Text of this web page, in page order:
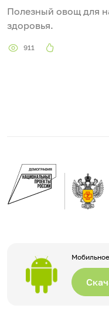
Полезный овощ для
здоровья.
911